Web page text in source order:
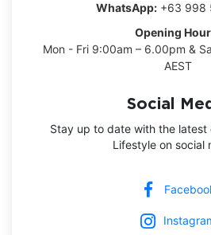
WhatsApp:+63 998
Opening
Mon - Fri 9:00am – 6.00pm &
AEST
Social
Stay up to date with the
Lifestyle on social